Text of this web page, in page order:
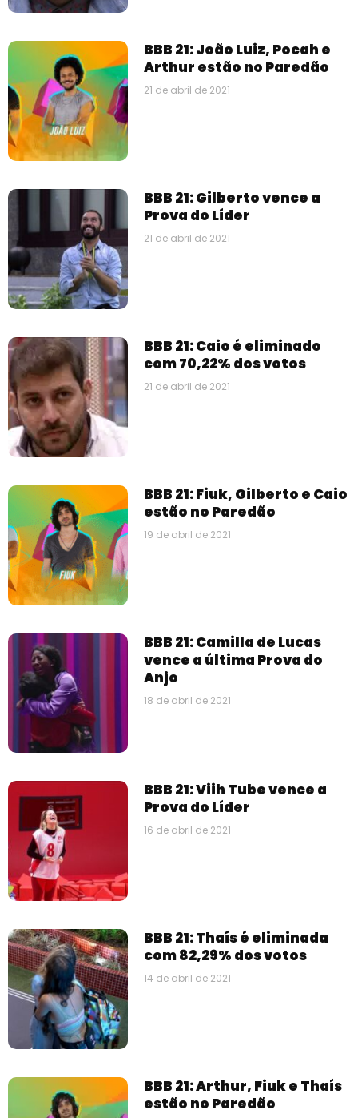
BBB 21: João Luiz, Pocah e
Arthur estão no Paredão
21 de abril de 2021
BBB 21: Gilberto vence a
Prova do Líder
21 de abril de 2021
BBB 21: Caio é eliminado
com 70,22% dos votos
21 de abril de 2021
BBB 21: Fiuk, Gilberto e Caio
estão no Paredão
19 de abril de 2021
BBB 21: Camilla de Lucas
vence a última Prova do
Anjo
18 de abril de 2021
BBB 21: Viih Tube vence a
Prova do Líder
16 de abril de 2021
BBB 21: Thaís é eliminada
com 82,29% dos votos
14 de abril de 2021
BBB 21: Arthur, Fiuk e Thaís
estão no Paredão